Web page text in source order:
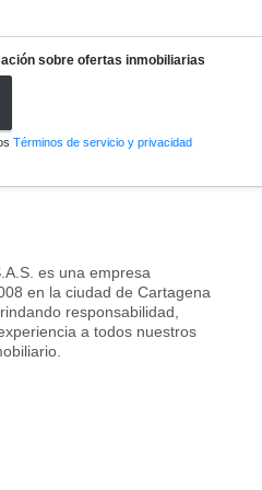
sobre ofertas inmobiliarias
Términos de servicio y privacidad
es una empresa
en la ciudad de Cartagena
responsabilidad,
a todos nuestros